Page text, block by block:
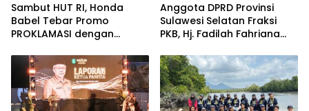
Sambut HUT RI, Honda
Babel Tebar Promo
PROKLAMASI dengan
Jutaan Rupiah
Anggota DPRD Provinsi
Sulawesi Selatan Fraksi
PKB, Hj. Fadilah Fahriana
Takalar Menyalakan
Lentera Pengabdian
Melalui Malam Apresiasi
dan Inovasi Award 2026